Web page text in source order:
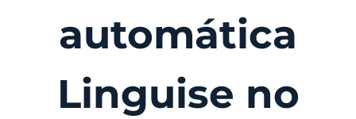
automática
Linguise no